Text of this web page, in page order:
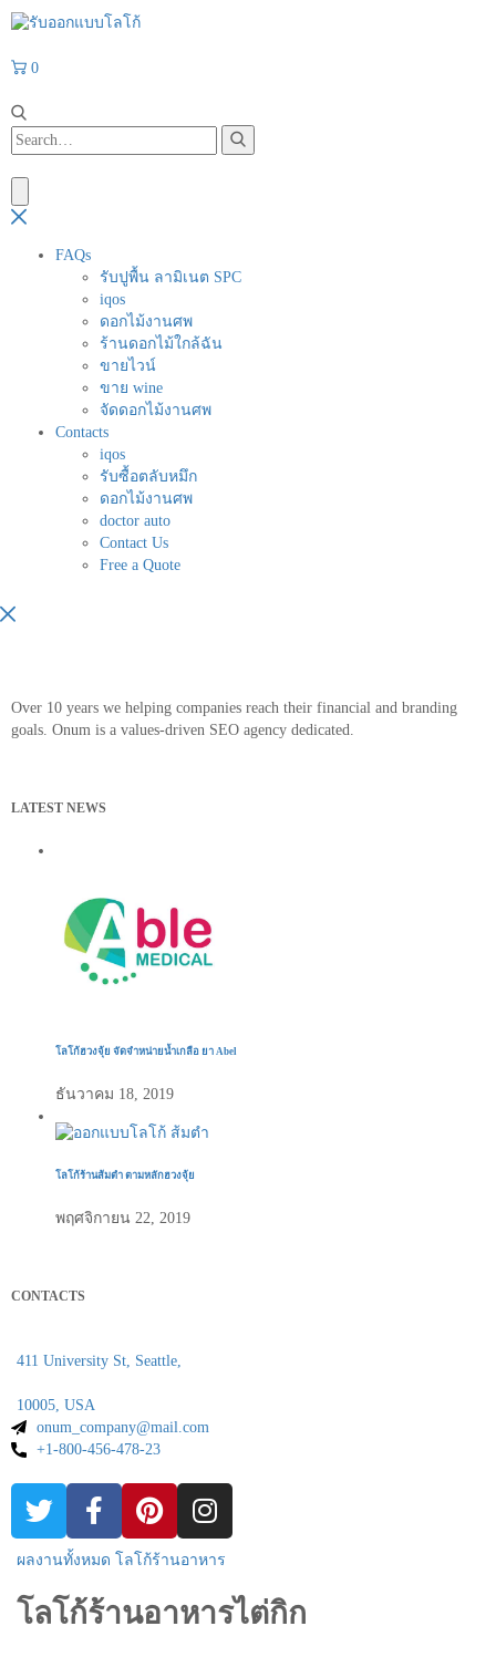
0
FAQs
รับปูพื้น ลามิเนต SPC
iqos
ดอกไม้งานศพ
ร้านดอกไม้ใกล้ฉัน
ขายไวน์
ขาย wine
จัดดอกไม้งานศพ
Contacts
iqos
รับซื้อตลับหมึก
ดอกไม้งานศพ
doctor auto
Contact Us
Free a Quote
Over 10 years we helping companies reach their financial and branding
goals. Onum is a values-driven SEO agency dedicated.
LATEST NEWS
โลโก้ฮวงจุ้ย จัดจำหน่ายน้ำเกลือ ยา Abel
ธันวาคม 18, 2019
โลโก้ร้านส้มตำ ตามหลักฮวงจุ้ย
พฤศจิกายน 22, 2019
CONTACTS
411 University St, Seattle,
10005, USA
onum_company@mail.com
+1-800-456-478-23
ผลงานทั้งหมด โลโก้ร้านอาหาร
โลโก้ร้านอาหารไต่กิก